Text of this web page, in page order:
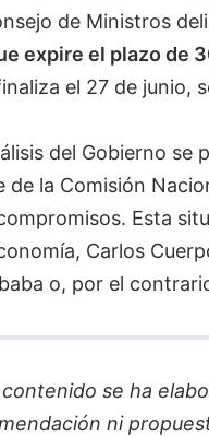
de Ministros
expire el plazo de
el 27 de junio,
del Gobierno
de la Comisión
Esta
Carlos
o, por el
se ha
ni